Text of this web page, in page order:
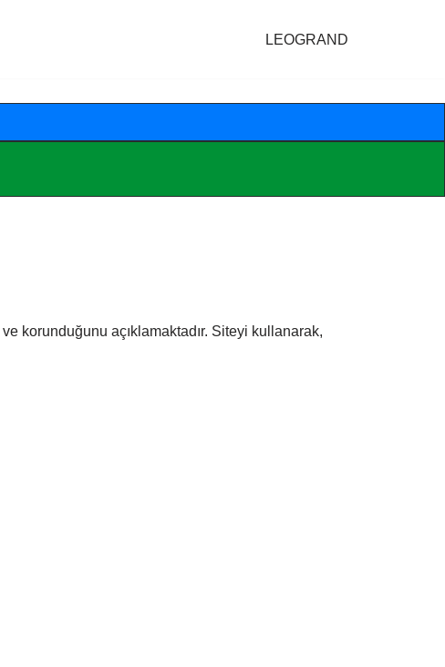
LEOGRAND
korunduğunu açıklamaktadır. Siteyi kullanarak,